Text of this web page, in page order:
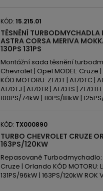
KÓD: 15.215.01
TĚSNĚNÍ TURBODMYCHADLA
ASTRA CORSA MERIVA
130PS 131PS
Montážní sada těsnění
Chevrolet | Opel MODEL: Cruze
KÓD MOTORU: Z17DT | A17DTC |
A17DTJ | A17DTR | A17DTS |
100PS/74kW | 110PS/81kW |
KÓD: TX000890
TURBO CHEVROLET CRUZE
163PS/120KW
Repasované Turbodmychadlo:
Cruze | Orlando KÓD MOTORU:
131PS/96kW | 163PS/120kW ROK